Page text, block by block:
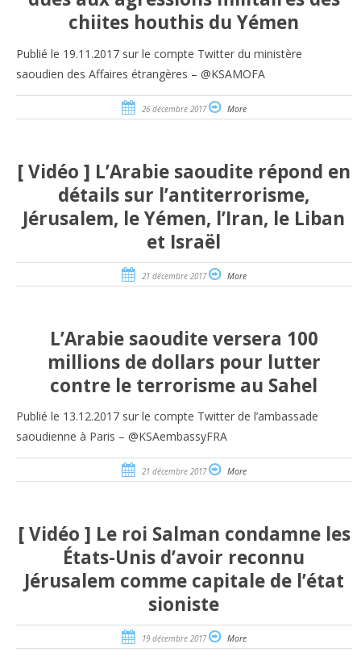
chiites houthis du Yémen
Publié le 19.11.2017 sur le compte Twitter du ministère
saoudien des Affaires étrangères – @KSAMOFA
26 décembre 2017 More
[ Vidéo ] L’Arabie saoudite répond en
détails sur l’antiterrorisme,
Jérusalem, le Yémen, l’Iran, le Liban
et Israël
21 décembre 2017 More
L’Arabie saoudite versera 100
millions de dollars pour lutter
contre le terrorisme au Sahel
Publié le 13.12.2017 sur le compte Twitter de l’ambassade
saoudienne à Paris – @KSAembassyFRA
21 décembre 2017 More
[ Vidéo ] Le roi Salman condamne les
États-Unis d’avoir reconnu
Jérusalem comme capitale de l’état
sioniste
19 décembre 2017 More